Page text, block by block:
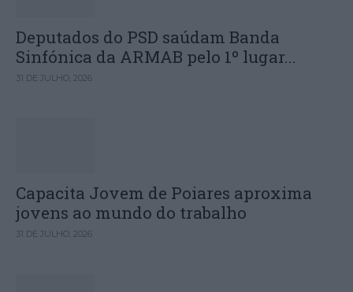
Deputados do PSD saúdam Banda
Sinfónica da ARMAB pelo 1º lugar...
31 DE JULHO, 2026
Capacita Jovem de Poiares aproxima
jovens ao mundo do trabalho
31 DE JULHO, 2026